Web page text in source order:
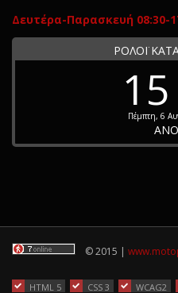
Δευτέρα-Παρασκευή 08:30-
ΡΟΛΟΪ
15
Πέμπτη, 6
© 2015 |
HTML 5 CSS 3 WCAG2